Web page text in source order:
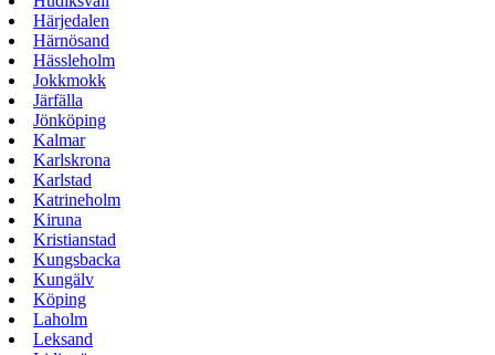
Härjedalen
Härnösand
Hässleholm
Jokkmokk
Järfälla
Jönköping
Kalmar
Karlskrona
Karlstad
Katrineholm
Kiruna
Kristianstad
Kungsbacka
Kungälv
Köping
Laholm
Leksand